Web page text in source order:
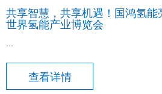
共享智慧，共享机遇！国鸿氢
世界氢能产业博览会
...
查看详情